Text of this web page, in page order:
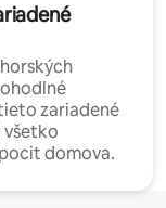
zariadené
všetko
domova.